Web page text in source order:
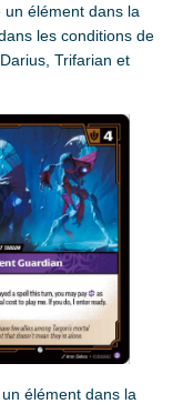
élément dans la
les conditions de
Trifarian et
élément dans la